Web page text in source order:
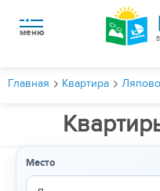
меню
Главная Квартира Ляпово
Место